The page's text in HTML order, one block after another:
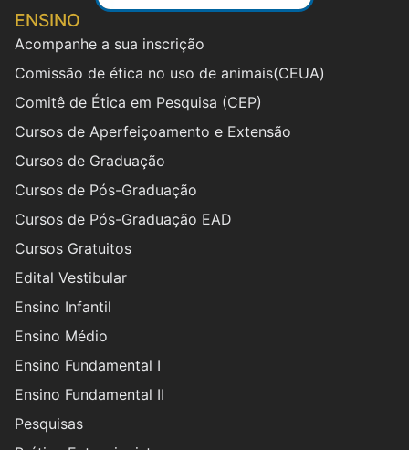
ENSINO
Acompanhe a sua inscrição
Comissão de ética no uso de animais(CEUA)
Comitê de Ética em Pesquisa (CEP)
Cursos de Aperfeiçoamento e Extensão
Cursos de Graduação
Cursos de Pós-Graduação
Cursos de Pós-Graduação EAD
Cursos Gratuitos
Edital Vestibular
Ensino Infantil
Ensino Médio
Ensino Fundamental I
Ensino Fundamental II
Pesquisas